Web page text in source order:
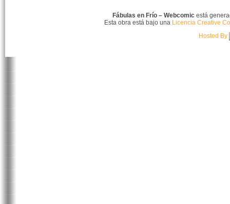
Fábulas en Frío – Webcomicestá
Esta obra está bajo una Licencia Creative
Hosted By